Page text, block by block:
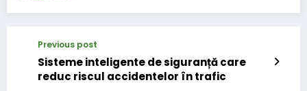
Previous post
Sisteme inteligente de siguranță care
reduc riscul accidentelor în trafic